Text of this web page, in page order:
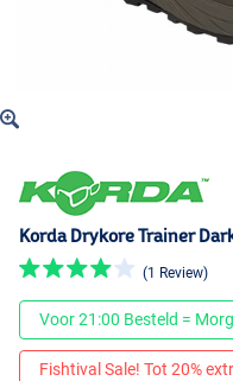
Korda Drykore Trainer
(1 Review)
Voor 21:00 Besteld =
Fishtival Sale! Tot 20%